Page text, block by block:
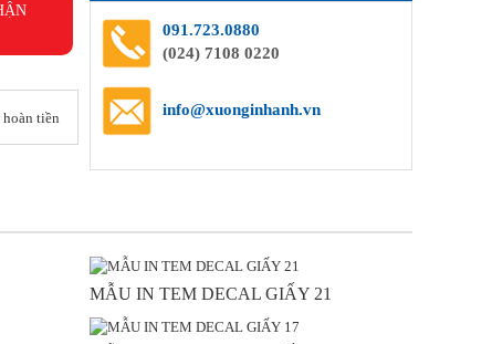
tiền
091.723.0880
(024) 7108 0220
info@xuonginhanh.vn
MẪU IN TEM DECAL GIẤY 21